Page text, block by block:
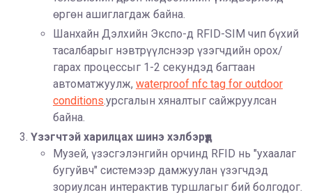
өргөн ашиглагдаж байна.
Шанхайн Дэлхийн Экспо-д RFID-SIM чип бүхий
тасалбарыг нэвтрүүлснээр үзэгчдийн орох/
гарах процессыг 1-2 секундэд багтаан
автоматжуулж, waterproof nfc tag for outdoor
conditions.урсгалын хяналтыг сайжруулсан
байна.
Үзэгчтэй харилцах шинэ хэлбэрүүд
Музей, үзэсгэлэнгийн орчинд RFID нь "ухаалаг
бугуйвч" системээр дамжуулан үзэгчдэд
зориулсан интерактив туршлагыг бий болгодог.